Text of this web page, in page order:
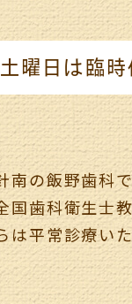
曜日は臨時
南の飯野歯科
国歯科衛生士
は平常診療い